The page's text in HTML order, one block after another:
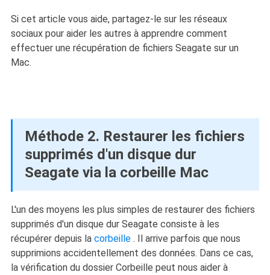
Si cet article vous aide, partagez-le sur les réseaux
sociaux pour aider les autres à apprendre comment
effectuer une récupération de fichiers Seagate sur un
Mac.
Méthode 2. Restaurer les fichiers
supprimés d'un disque dur
Seagate via la corbeille Mac
L'un des moyens les plus simples de restaurer des fichiers
supprimés d'un disque dur Seagate consiste à les
récupérer depuis la corbeille. Il arrive parfois que nous
supprimions accidentellement des données. Dans ce cas,
la vérification du dossier Corbeille peut nous aider à